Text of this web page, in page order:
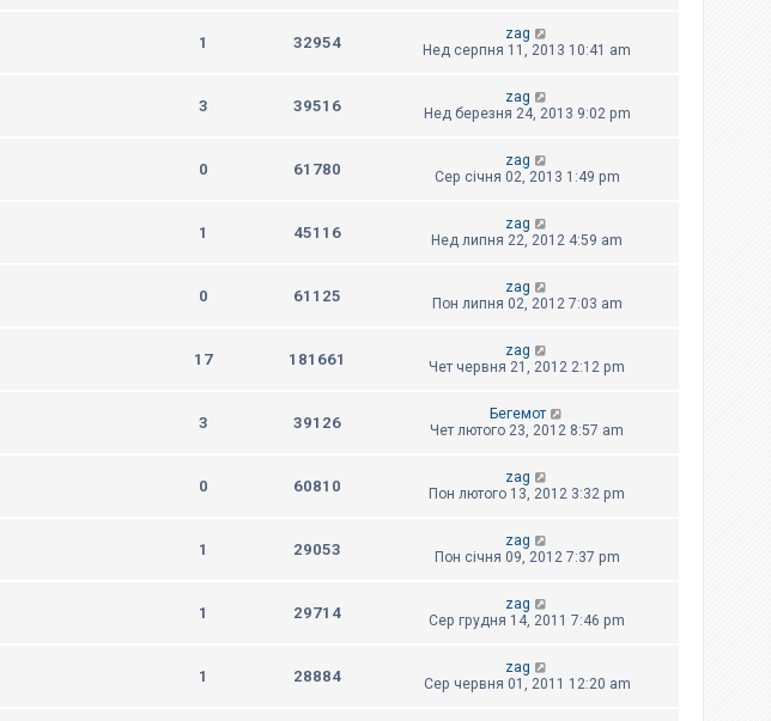
1 32954
zag
Нед серпня 11, 2013 10:41 am
3 39516
zag
Нед березня 24, 2013 9:02 pm
0 61780
zag
Сер січня 02, 2013 1:49 pm
1 45116
zag
Нед липня 22, 2012 4:59 am
0 61125
zag
Пон липня 02, 2012 7:03 am
17 181661
zag
Чет червня 21, 2012 2:12 pm
3 39126
Бегемот
Чет лютого 23, 2012 8:57 am
0 60810
zag
Пон лютого 13, 2012 3:32 pm
1 29053
zag
Пон січня 09, 2012 7:37 pm
1 29714
zag
Сер грудня 14, 2011 7:46 pm
1 28884
zag
Сер червня 01, 2011 12:20 am